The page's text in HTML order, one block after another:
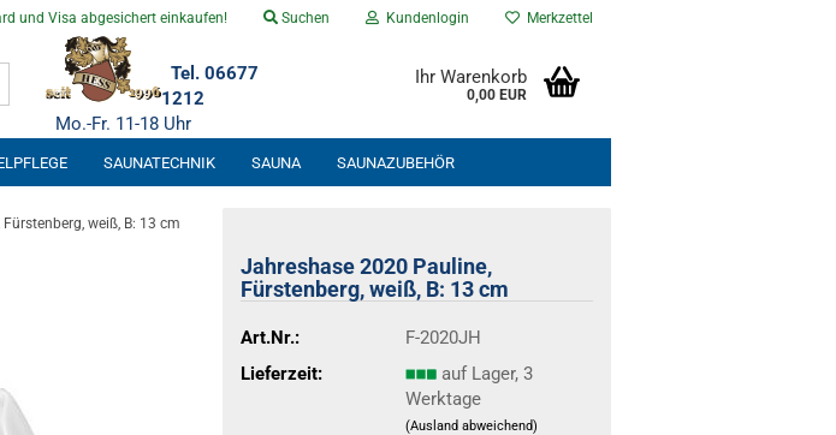
und Visa abgesichert einkaufen! Suchen Kundenlogin Merkzettel
Suche...
Tel. 06677
1212
Mo.-Fr. 11-18 Uhr
Ihr Warenkorb
0,00 EUR
SAUNATECHNIK SAUNA SAUNAZUBEHÖR
weiß, B: 13 cm
Jahreshase 2020 Pauline,
Fürstenberg, weiß, B: 13 cm
Art.Nr.:
F-2020JH
Lieferzeit:
auf Lager, 3
Werktage
(Ausland abweichend)